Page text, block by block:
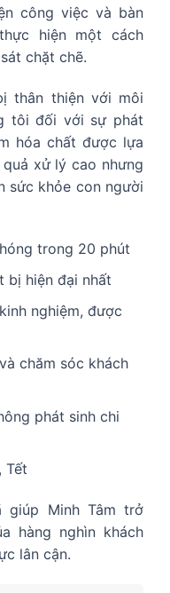
công việc và bàn
hiện một cách
chặt chẽ.
thân thiện với môi
tôi đối với sự phát
hóa chất được lựa
xử lý cao nhưng
sức khỏe con người
trong 20 phút
bị hiện đại nhất
nghiệm, được
chăm sóc khách
phát sinh chi
Tết
giúp Minh Tâm trở
hàng nghìn khách
lân cận.